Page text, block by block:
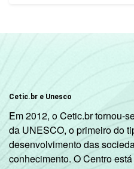
Cetic.br e Unesco
Em 2012, o Cetic.br tornou-
da UNESCO, o primeiro do
desenvolvimento das
conhecimento. O Centro